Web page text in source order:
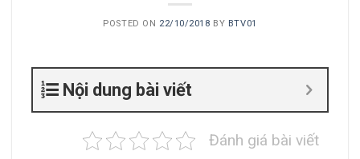
POSTED ON 22/10/2018 BY BTV01
Nội dung bài viết
Đánh giá bài viết